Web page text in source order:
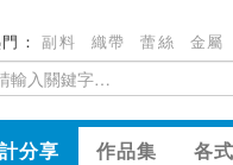
門：副料 織帶 蕾絲 金屬
分享 作品集 各